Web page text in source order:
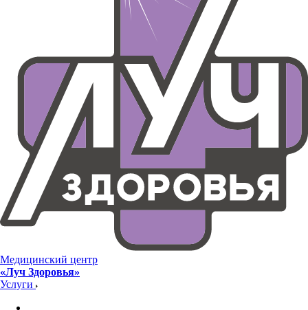
Медицинский центр
«Луч Здоровья»
Услуги